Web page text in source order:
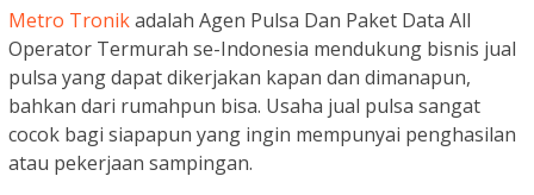
Metro Tronikadalah Agen Pulsa Dan Paket Data All
Operator Termurah se-Indonesia mendukung bisnis jual
pulsa yang dapat dikerjakan kapan dan dimanapun,
bahkan dari rumahpun bisa. Usaha jual pulsa sangat
cocok bagi siapapun yang ingin mempunyai penghasilan
atau pekerjaan sampingan.